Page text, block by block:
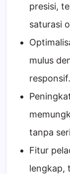
presisi,
saturasi
mulus
responsif.
tanpa
Fitur
lengkap,